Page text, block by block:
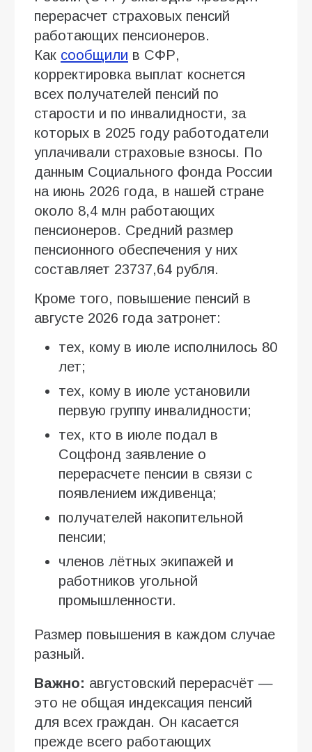
перерасчет страховых пенсий
работающих пенсионеров.
Как сообщили в СФР,
корректировка выплат коснется
всех получателей пенсий по
старости и по инвалидности, за
которых в 2025 году работодатели
уплачивали страховые взносы. По
данным Социального фонда России
на июнь 2026 года, в нашей стране
около 8,4 млн работающих
пенсионеров. Средний размер
пенсионного обеспечения у них
составляет 23737,64 рубля.
Кроме того, повышение пенсий в
августе 2026 года затронет:
тех, кому в июле исполнилось 80
лет;
тех, кому в июле установили
первую группу инвалидности;
тех, кто в июле подал в
Соцфонд заявление о
перерасчете пенсии в связи с
появлением иждивенца;
получателей накопительной
пенсии;
членов лётных экипажей и
работников угольной
промышленности.
Размер повышения в каждом случае
разный.
Важно: августовский перерасчёт —
это не общая индексация пенсий
для всех граждан. Он касается
прежде всего работающих